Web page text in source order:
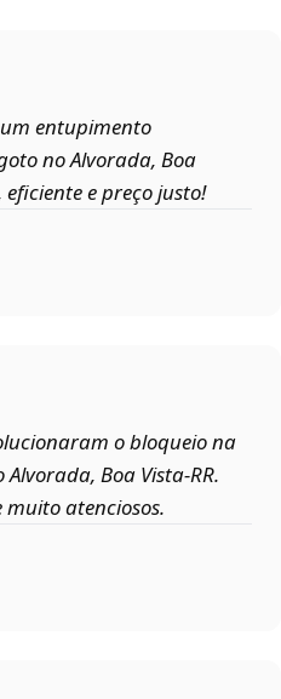
entupimento
no Alvorada, Boa
eficiente e preço justo!
o bloqueio na
Boa Vista‑RR.
muito atenciosos.